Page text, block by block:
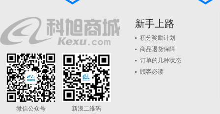
微信公众号 新浪二维码
新手上路
积分奖励计划
商品退货保障
订单的几种状态
顾客必读